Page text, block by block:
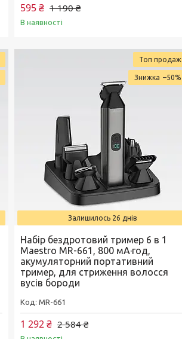
1 190 ₴
595 ₴
В наявності
Топ продаж
–50%
Залишилось 26 днів
Набір бездротовий тример 6 в 1
Maestro MR-661, 800 мА·год,
акумуляторний портативний
тример, для стриження волосся
вусів бороди
MR-661
2 584 ₴
1 292 ₴